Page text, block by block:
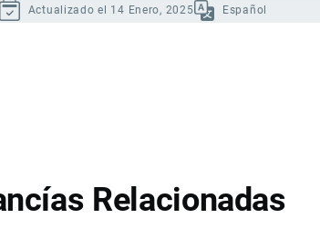
Actualizado el 14 Enero, 2025 Español
Relacionadas